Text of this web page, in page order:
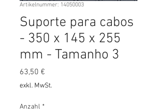
Artikelnummer: 14050003
Suporte para cabos
- 350 x 145 x 255
mm - Tamanho 3
63,50 €
exkl. MwSt.
Anzahl *